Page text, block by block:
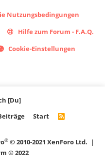
Nutzungsbedingungen
Hilfe zum Forum - F.A.Q.
Cookie-Einstellungen
[Du]
Start
R
® © 2010-2021 XenForo Ltd.
|
© 2022